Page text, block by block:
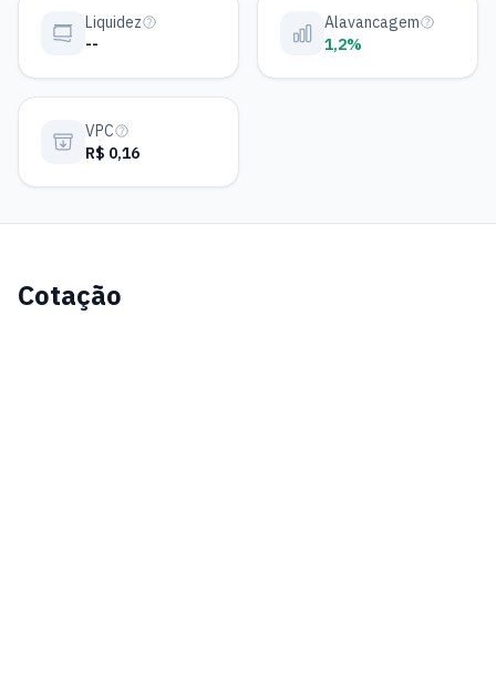
Liquidez
--
Alavancagem
1,2%
VPC
R$ 0,16
Cotação